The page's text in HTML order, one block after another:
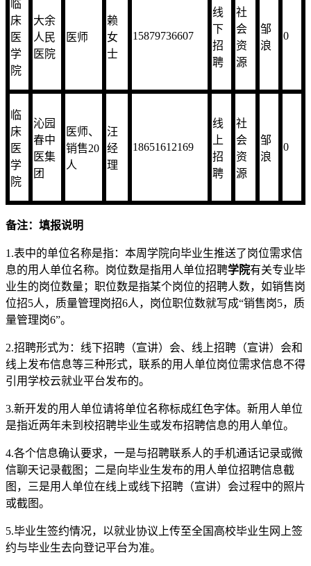
临
床
医
学
院
大余
人民
医院
医师
赖
女
士
15879736607
线
下
招
聘
社
会
资
源
邹
浪
0
临
床
医
学
院
沁园
春中
医集
团
医师、
销售20
人
汪
经
理
18651612169
线
上
招
聘
社
会
资
源
邹
浪
0
备注：填报说明
1.表中的单位名称是指：本周学院向毕业生推送了岗位需求信
息的用人单位名称。岗位数是指用人单位招聘学院有关专业毕
业生的岗位数量；职位数是指某个岗位的招聘人数，如销售岗
位招5人，质量管理岗招6人，岗位职位数就写成“销售岗5，质
量管理岗6”。
2.招聘形式为：线下招聘（宣讲）会、线上招聘（宣讲）会和
线上发布信息等三种形式，联系的用人单位岗位需求信息不得
引用学校云就业平台发布的。
3.新开发的用人单位请将单位名称标成红色字体。新用人单位
是指近两年未到校招聘毕业生或发布招聘信息的用人单位。
4.各个信息确认要求，一是与招聘联系人的手机通话记录或微
信聊天记录截图；二是向毕业生发布的用人单位招聘信息截
图，三是用人单位在线上或线下招聘（宣讲）会过程中的照片
或截图。
5.毕业生签约情况，以就业协议上传至全国高校毕业生网上签
约与毕业生去向登记平台为准。